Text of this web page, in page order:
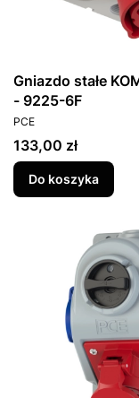
Gniazdo stałe
- 9225-6F
PRODUCENT
PCE
Cena
133,00 zł
Do koszyka